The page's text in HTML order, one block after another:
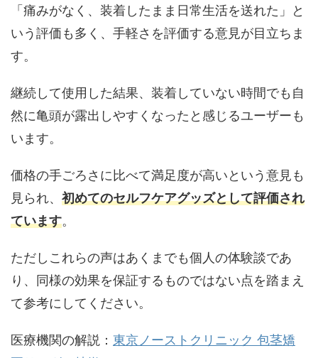
「痛みがなく、装着したまま日常生活を送れた」と
いう評価も多く、手軽さを評価する意見が目立ちま
す。
継続して使用した結果、装着していない時間でも自
然に亀頭が露出しやすくなったと感じるユーザーも
います。
価格の手ごろさに比べて満足度が高いという意見も
見られ、 初めてのセルフケアグッズとして評価され
ています。
ただしこれらの声はあくまでも個人の体験談であ
り、同様の効果を保証するものではない点を踏まえ
て参考にしてください。
医療機関の解説： 東京ノーストクリニック 包茎矯